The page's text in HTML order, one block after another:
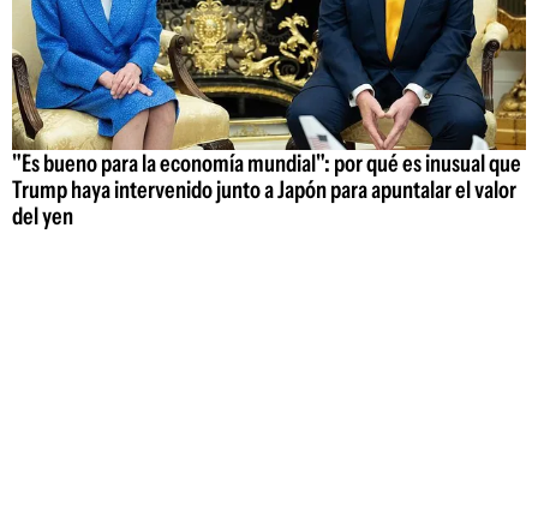
"Es bueno para la economía mundial": por qué es inusual que
Trump haya intervenido junto a Japón para apuntalar el valor
del yen